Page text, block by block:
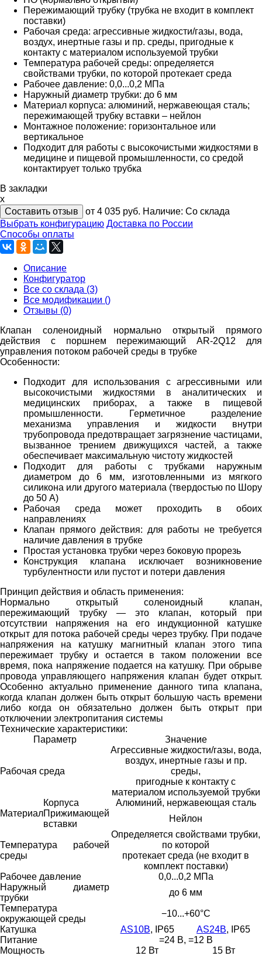
Пережимающий трубку (трубка не входит в комплект
поставки)
Рабочая среда: агрессивные жидкости/газы, вода,
воздух, инертные газы и пр. среды, пригодные к
контакту с материалом используемой трубки
Температура рабочей среды: определяется
свойствами трубки, по которой протекает среда
Рабочее давление: 0,0...0,2 МПа
Наружный диаметр трубки: до 6 мм
Материал корпуса: алюминий, нержавеющая сталь;
пережимающей трубку вставки – нейлон
Монтажное положение: горизонтальное или
вертикальное
Подходит для работы с высокочистыми жидкостями в
медицине и пищевой промышленности, со средой
контактирует только трубка
В закладки
x
Составить отзыв
от 4 035 руб. Наличие: Со склада
Выбрать конфигурацию Доставка по России
Способы оплаты
Описание
Конфигуратор
Все со склада (3)
Все модификации ()
Отзывы (0)
Клапан соленоидный нормально открытый прямого
действия с поршнем пережимающий AR-2Q12 для
управления потоком рабочей среды в трубке
Особенности:
Подходит для использования с агрессивными или
высокочистыми жидкостями в аналитических и
медицинских приборах, а также в пищевой
промышленности. Герметичное разделение
механизма управления и жидкости внутри
трубопровода предотвращает загрязнение частицами,
вызванное трением движущихся частей, а также
обеспечивает максимальную чистоту жидкостей
Подходит для работы с трубками наружным
диаметром до 6 мм, изготовленными из мягкого
силикона или другого материала (твердостью по Шору
до 50 A)
Рабочая среда может проходить в обоих
направлениях
Клапан прямого действия: для работы не требуется
наличие давления в трубке
Простая установка трубки через боковую прорезь
Конструкция клапана исключает возникновение
турбулентности или пустот и потери давления
Принцип действия и область применения:
Нормально открытый соленоидный клапан,
пережимающий трубку — это клапан, который при
отсутствии напряжения на его индукционной катушке
открыт для потока рабочей среды через трубку. При подаче
напряжения на катушку магнитный клапан этого типа
пережимает трубку и остается в таком положении все
время, пока напряжение подается на катушку. При обрыве
провода управляющего напряжения клапан будет открыт.
Особенно актуально применение данного типа клапана,
когда клапан должен быть открыт большую часть времени
либо когда он обязательно должен быть открыт при
отключении электропитания системы
Технические характеристики:
Параметр
Значение
Рабочая среда
Агрессивные жидкости/газы, вода,
воздух, инертные газы и пр.
среды,
пригодные к контакту с
материалом используемой трубки
Материал
Корпуса
Алюминий, нержавеющая сталь
Прижимающей
вставки
Нейлон
Температура рабочей
среды
Определяется свойствами трубки,
по которой
протекает среда (не входит в
комплект поставки)
Рабочее давление
0,0...0,2 МПа
Наружный диаметр
трубки
до 6 мм
Температура
окружающей среды
−10...+60°С
Катушка
AS10B, IP65 AS24B, IP65
Питание
=24 В, =12 В
Мощность
12 Вт 15 Вт